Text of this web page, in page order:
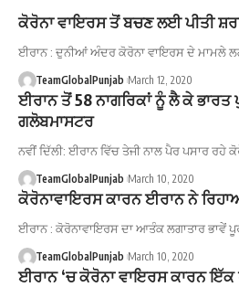
ਕੋਰੋਨਾ ਵਾਇਰਸ ਤੋਂ ਬਚਣ ਲਈ ਪੀਤੀ
ਈਰਾਨ : ਦੁਨੀਆਂ ਅੰਦਰ ਕੋਰੋਨਾ ਵਾਇਰਸ ਦੇ ਮਾਮਲੇ
TeamGlobalPunjab March 12, 2020
ਈਰਾਨ ਤੋਂ 58 ਨਾਗਰਿਕਾਂ ਨੂੰ ਲੈ ਕੇ ਭਾਰਤ
ਗਲੋਬਮਾਸਟਰ
ਨਵੀਂ ਦਿੱਲੀ: ਈਰਾਨ ਵਿੱਚ ਤੇਜੀ ਨਾਲ ਪੈਰ ਪਸਾਰ ਰਹੇ
TeamGlobalPunjab March 10, 2020
ਕੋਰੋਨਾਵਾਇਰਸ ਕਾਰਨ ਈਰਾਨ ਨੇ
ਈਰਾਨ : ਕੋਰੋਨਾਵਾਇਰਸ ਦਾ ਆਤੰਕ ਲਗਾਤਾਰ ਭਾਵੇਂ
TeamGlobalPunjab March 10, 2020
ਈਰਾਨ ‘ਚ ਕੋਰੋਨਾ ਵਾਇਰਸ ਕਾਰਨ